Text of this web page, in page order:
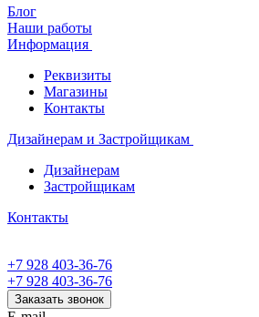
Блог
Наши работы
Информация
Реквизиты
Магазины
Контакты
Дизайнерам и Застройщикам
Дизайнерам
Застройщикам
Контакты
+7 928 403-36-76
+7 928 403-36-76
Заказать звонок